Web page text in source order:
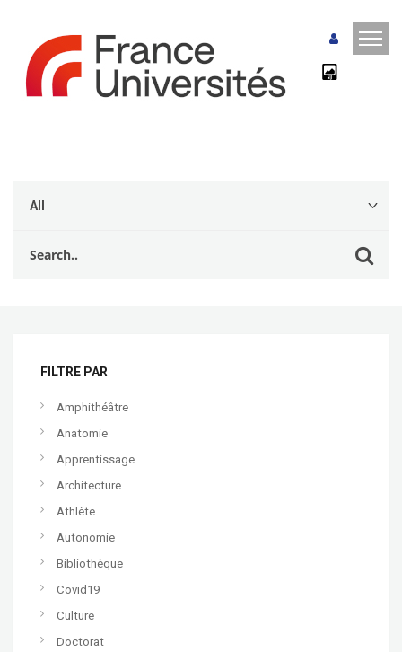
FILTRE PAR
Amphithéâtre
Anatomie
Apprentissage
Architecture
Athlète
Autonomie
Bibliothèque
Covid19
Culture
Doctorat